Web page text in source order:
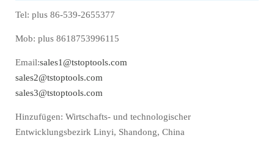
Tel: plus 86-539-2655377
Mob: plus 8618753996115
Email:sales1@tstoptools.com
sales2@tstoptools.com
sales3@tstoptools.com
Hinzufügen: Wirtschafts- und technologischer
Entwicklungsbezirk Linyi, Shandong, China